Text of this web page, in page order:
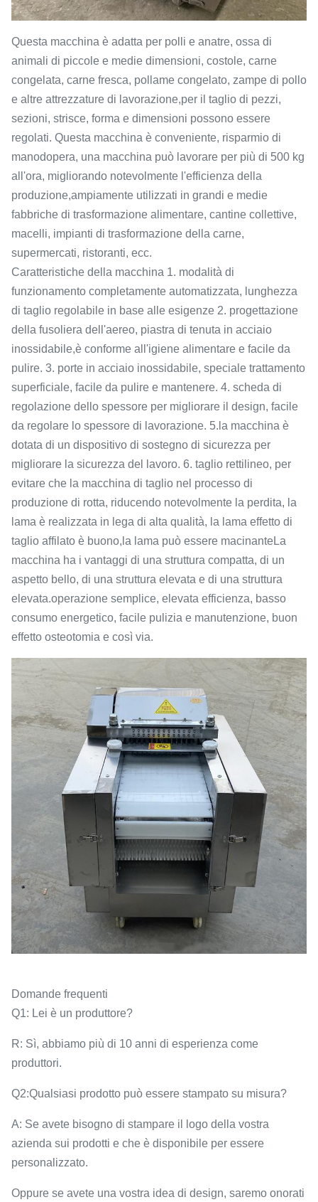
Questa macchina è adatta per polli e anatre, ossa di
animali di piccole e medie dimensioni, costole, carne
congelata, carne fresca, pollame congelato, zampe di pollo
e altre attrezzature di lavorazione,per il taglio di pezzi,
sezioni, strisce, forma e dimensioni possono essere
regolati. Questa macchina è conveniente, risparmio di
manodopera, una macchina può lavorare per più di 500 kg
all'ora, migliorando notevolmente l'efficienza della
produzione,ampiamente utilizzati in grandi e medie
fabbriche di trasformazione alimentare, cantine collettive,
macelli, impianti di trasformazione della carne,
supermercati, ristoranti, ecc.
Caratteristiche della macchina 1. modalità di
funzionamento completamente automatizzata, lunghezza
di taglio regolabile in base alle esigenze 2. progettazione
della fusoliera dell'aereo, piastra di tenuta in acciaio
inossidabile,è conforme all'igiene alimentare e facile da
pulire. 3. porte in acciaio inossidabile, speciale trattamento
superficiale, facile da pulire e mantenere. 4. scheda di
regolazione dello spessore per migliorare il design, facile
da regolare lo spessore di lavorazione. 5.la macchina è
dotata di un dispositivo di sostegno di sicurezza per
migliorare la sicurezza del lavoro. 6. taglio rettilineo, per
evitare che la macchina di taglio nel processo di
produzione di rotta, riducendo notevolmente la perdita, la
lama è realizzata in lega di alta qualità, la lama effetto di
taglio affilato è buono,la lama può essere macinanteLa
macchina ha i vantaggi di una struttura compatta, di un
aspetto bello, di una struttura elevata e di una struttura
elevata.operazione semplice, elevata efficienza, basso
consumo energetico, facile pulizia e manutenzione, buon
effetto osteotomia e così via.
Domande frequenti
Q1: Lei è un produttore?
R: Sì, abbiamo più di 10 anni di esperienza come
produttori.
Q2:Qualsiasi prodotto può essere stampato su misura?
A: Se avete bisogno di stampare il logo della vostra
azienda sui prodotti e che è disponibile per essere
personalizzato.
Oppure se avete una vostra idea di design, saremo onorati